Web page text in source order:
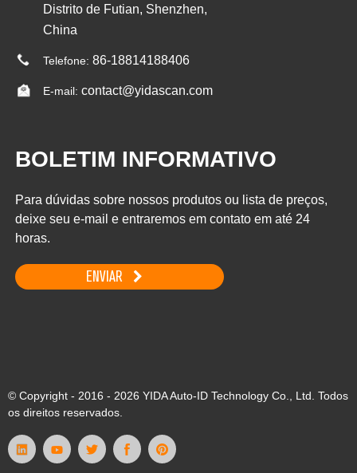
Distrito de Futian, Shenzhen,
China
Telefone: 86-18814188406
E-mail: contact@yidascan.com
BOLETIM INFORMATIVO
Para dúvidas sobre nossos produtos ou lista de preços,
deixe seu e-mail e entraremos em contato em até 24
horas.
ENVIAR
© Copyright - 2016 - 2026 YIDA Auto-ID Technology Co., Ltd. Todos
os direitos reservados.